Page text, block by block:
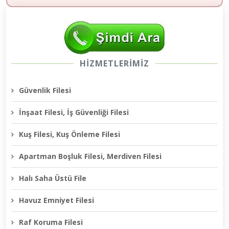
HİZMETLERİMİZ
Güvenlik Filesi
İnşaat Filesi, İş Güvenliği Filesi
Kuş Filesi, Kuş Önleme Filesi
Apartman Boşluk Filesi, Merdiven Filesi
Halı Saha Üstü File
Havuz Emniyet Filesi
Raf Koruma Filesi